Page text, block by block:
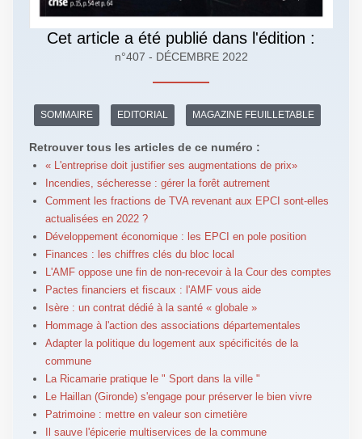
Cet article a été publié dans l'édition :
n°407 - DÉCEMBRE 2022
SOMMAIRE EDITORIAL MAGAZINE FEUILLETABLE
Retrouver tous les articles de ce numéro :
« L'entreprise doit justifier ses augmentations de prix»
Incendies, sécheresse : gérer la forêt autrement
Comment les fractions de TVA revenant aux EPCI sont-elles
actualisées en 2022 ?
Développement économique : les EPCI en pole position
Finances : les chiffres clés du bloc local
L'AMF oppose une fin de non-recevoir à la Cour des comptes
Pactes financiers et fiscaux : l'AMF vous aide
Isère : un contrat dédié à la santé « globale »
Hommage à l'action des associations départementales
Adapter la politique du logement aux spécificités de la
commune
La Ricamarie pratique le " Sport dans la ville "
Le Haillan (Gironde) s'engage pour préserver le bien vivre
Patrimoine : mettre en valeur son cimetière
Il sauve l'épicerie multiservices de la commune